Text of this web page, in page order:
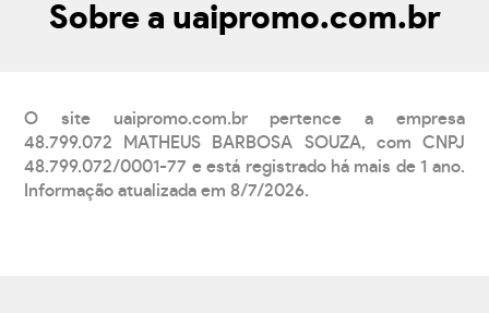
Sobre a uaipromo.com.br
O site uaipromo.com.br pertence a empresa
48.799.072 MATHEUS BARBOSA SOUZA, com CNPJ
48.799.072/0001-77 e está registrado há mais de 1 ano.
Informação atualizada em 8/7/2026.